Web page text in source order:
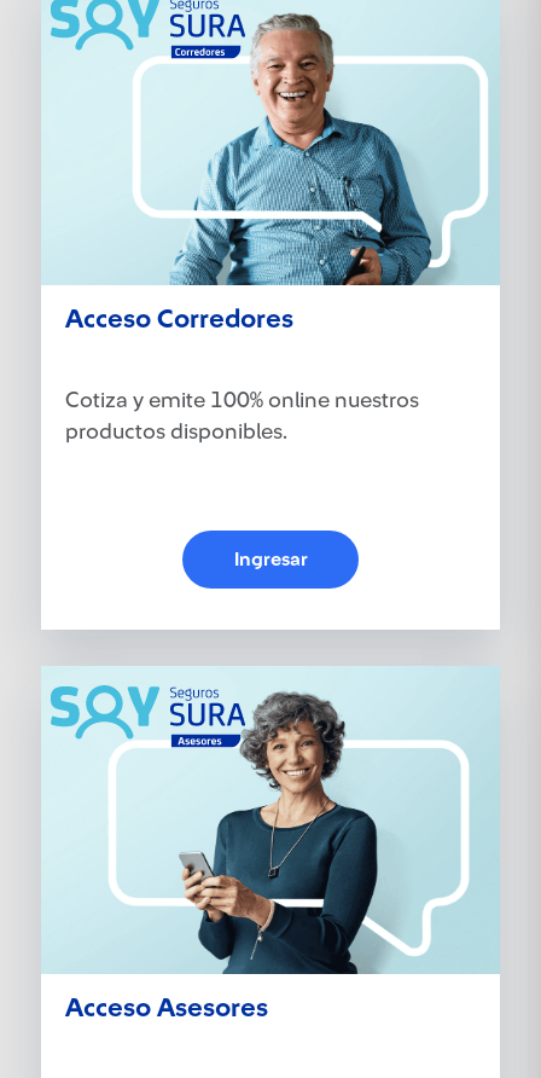
Acceso Corredores
Cotiza y emite 100% online nuestros
productos disponibles.
Ingresar
Acceso Asesores